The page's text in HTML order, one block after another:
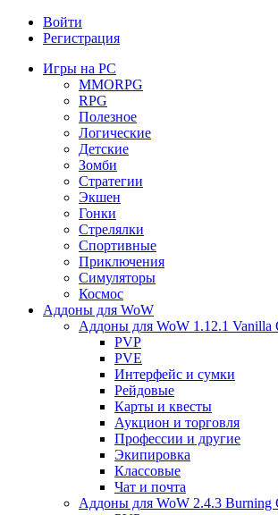
Войти
Регистрация
Игры на PC
MMORPG
RPG
Полезное
Логические
Детские
Зомби
Стратегии
Экшен
Гонки
Стрелялки
Спортивные
Приключения
Симуляторы
Космос
Аддоны для WoW
Аддоны для WoW 1.12.1 Vanilla
PVP
PVE
Интерфейс и сумки
Рейдовые
Карты и квесты
Аукцион и торговля
Профессии и другие
Экипировка
Классовые
Чат и почта
Аддоны для WoW 2.4.3 Burning